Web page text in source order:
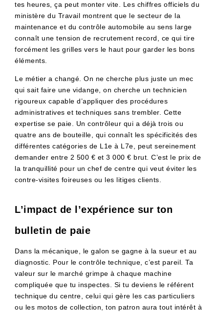
tes heures, ça peut monter vite. Les chiffres officiels du
ministère du Travail montrent que le secteur de la
maintenance et du contrôle automobile au sens large
connaît une tension de recrutement record, ce qui tire
forcément les grilles vers le haut pour garder les bons
éléments.
Le métier a changé. On ne cherche plus juste un mec
qui sait faire une vidange, on cherche un technicien
rigoureux capable d’appliquer des procédures
administratives et techniques sans trembler. Cette
expertise se paie. Un contrôleur qui a déjà trois ou
quatre ans de bouteille, qui connaît les spécificités des
différentes catégories de L1e à L7e, peut sereinement
demander entre 2 500 € et 3 000 € brut. C’est le prix de
la tranquillité pour un chef de centre qui veut éviter les
contre-visites foireuses ou les litiges clients.
L’impact de l’expérience sur ton
bulletin de paie
Dans la mécanique, le galon se gagne à la sueur et au
diagnostic. Pour le contrôle technique, c’est pareil. Ta
valeur sur le marché grimpe à chaque machine
compliquée que tu inspectes. Si tu deviens le référent
technique du centre, celui qui gère les cas particuliers
ou les motos de collection, ton patron aura tout intérêt à